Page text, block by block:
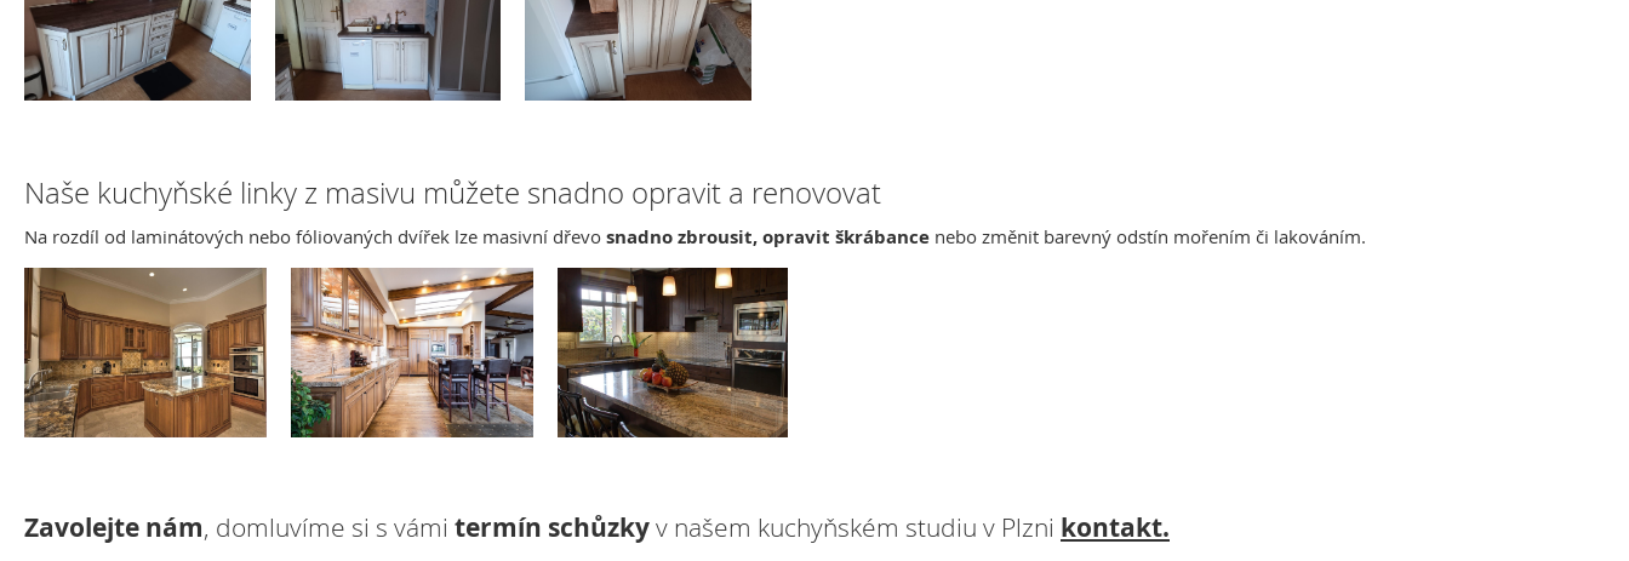
Naše kuchyňské linky z masivu můžete snadno opravit a renovovat
Na rozdíl od laminátových nebo fóliovaných dvířek lze masivní dřevo snadno zbrousit, opravit škrábance nebo změnit barevný odstín mořením či lakováním.
Zavolejte nám, domluvíme si s vámi termín schůzkyv našem kuchyňském studiu v Plzni kontakt.